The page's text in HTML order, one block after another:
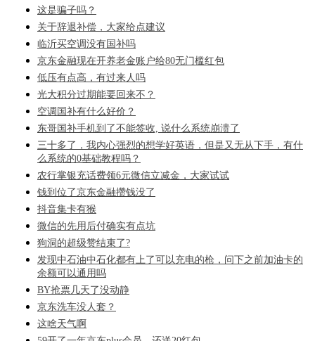
这是骗子吗？
关于辞退补偿，大家给点建议
临沂买空调没有国补吗
京东金融现在开养老金账户给80无门槛红包
低压有点高，有过来人吗
光大积分过期能要回来不？
空调国补有什么好价？
东哥国补手机到了不能签收, 说什么系统崩溃了
三十多了，我内心强烈的想学好英语，但是又无从下手，有什
么系统的0基础教程吗？
农行掌银充话费领6元微信立减金，大家试试
钱到位了京东金融攒钱没了
抖音集卡有猴
微信的先用后付确实有点坑
狗洞的超级赞结束了?
发现中石油中石化都有上了可以充电的枪，问下之前加油卡的
余额可以通用吗
BY抢票几天了没动静
京东洗车没人套？
这啥天气啊